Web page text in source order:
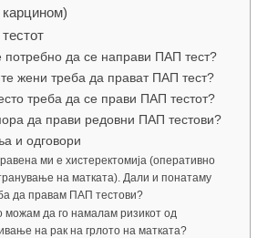
потребно да се направи ПАП тест?
жени треба да прават ПАП тест?
треба да се прави ПАП тестот?
да прави редовни ПАП тестови?
и одговори
ми е хистеректомија (оперативно
на матката). Дали и понатаму
да правам ПАП тестови?
можам да го намалам ризикот од
на рак на грлото на матката?